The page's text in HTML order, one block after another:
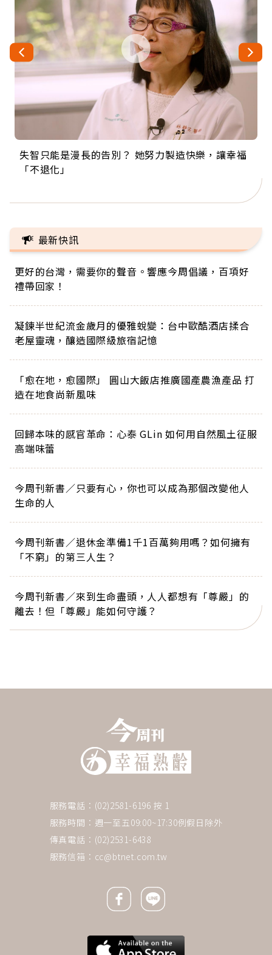
失智只能是漫長的告別？ 她努力製造快樂，讓幸福
「不退化」
來自剛果的巧克力神父 為台灣奉獻36年 「台灣是我
的家，我連作夢都講台語！」
63歲卸矽谷副總、搬回台灣找快樂！「蛋黃哥小
丑」走進安養院，逗樂上萬爺奶：退休後才開始真
104歲打破金氏世界紀錄 成為全球最年長羽球選
手，分享長壽的秘密原來是「這個」
事業巔峰他選擇追夢…黑手阿伯拉小提琴還登上小
巨蛋！連CNN都大讚！
最新快訊
更好的台灣，需要你的聲音。響應今周倡議，百項好
禮帶回家！
凝鍊半世紀流金歲月的優雅蛻變：台中歐酷酒店揉合
老屋靈魂，釀造國際級旅宿記憶
「愈在地，愈國際」 圓山大飯店推廣國產農漁產品 打
造在地食尚新風味
回歸本味的感官革命：心泰 GLin 如何用自然風土征服
高端味蕾
今周刊新書／只要有心，你也可以成為那個改變他人
生命的人
今周刊新書／退休金準備1千1百萬夠用嗎？如何擁有
「不窮」的第三人生？
今周刊新書／來到生命盡頭，人人都想有「尊嚴」的
離去！但「尊嚴」能如何守護？
服務電話：(02)2581-6196 按 1
服務時間：週一至五09:00~17:30例假日除外
傳真電話：(02)2531-6438
服務信箱： cc@btnet.com.tw
Facebook icon
Line icon